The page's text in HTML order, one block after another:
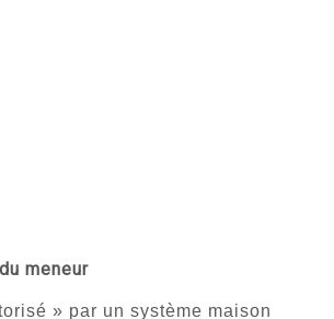
meneur
» par un système maison